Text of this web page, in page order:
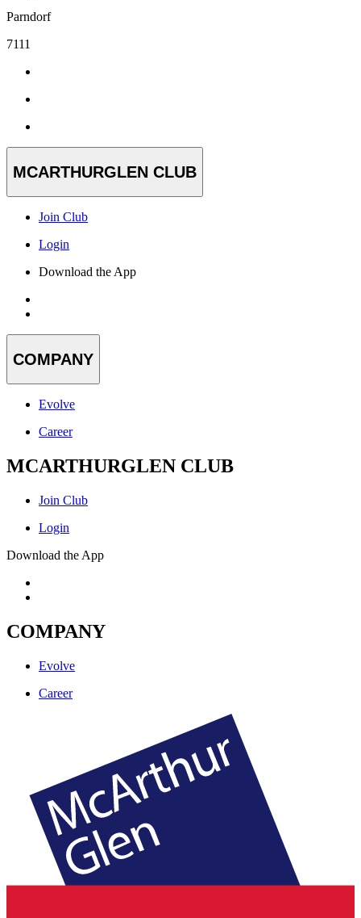
Parndorf
7111
MCARTHURGLEN CLUB
Join Club
Login
Download the App
COMPANY
Evolve
Career
MCARTHURGLEN CLUB
Join Club
Login
Download the App
COMPANY
Evolve
Career